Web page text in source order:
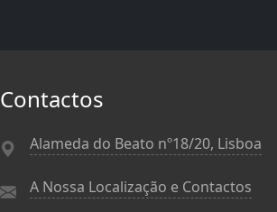
Contactos
Alameda do Beato nº18/20, Lisboa
A Nossa Localização e Contactos